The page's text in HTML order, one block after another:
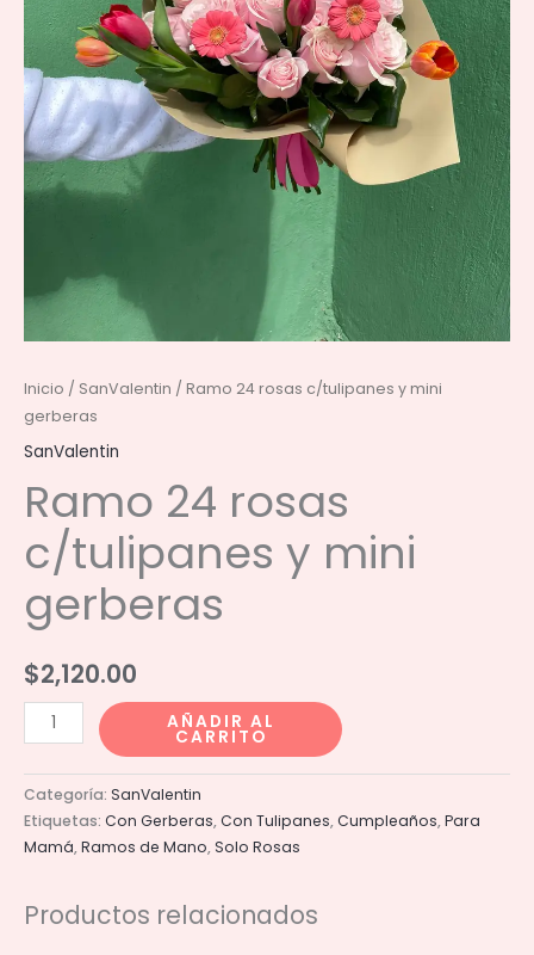
Inicio / SanValentin / Ramo 24 rosas c/tulipanes y mini
gerberas
SanValentin
Ramo 24 rosas
c/tulipanes y mini
gerberas
$2,120.00
Ramo
24
rosas
c/tulipanes
cantidad
AÑADIR AL
CARRITO
Categoría: SanValentin
Etiquetas: Con Gerberas,Con Tulipanes,Cumpleaños,Para
Mamá,Ramos de Mano,Solo Rosas
Productos relacionados